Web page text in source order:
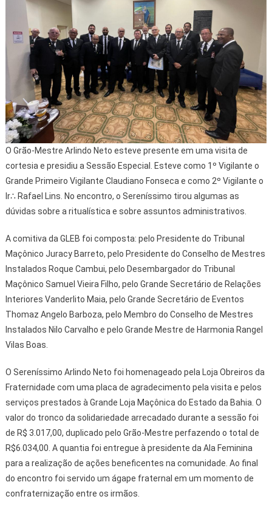
O Grão-Mestre Arlindo Neto esteve presente em uma visita de
cortesia e presidiu a Sessão Especial. Esteve como 1º Vigilante o
Grande Primeiro Vigilante Claudiano Fonseca e como 2º Vigilante o
Ir∴ Rafael Lins. No encontro, o Sereníssimo tirou algumas as
dúvidas sobre a ritualística e sobre assuntos administrativos.
A comitiva da GLEB foi composta: pelo Presidente do Tribunal
Maçônico Juracy Barreto, pelo Presidente do Conselho de Mestres
Instalados Roque Cambui, pelo Desembargador do Tribunal
Maçônico Samuel Vieira Filho, pelo Grande Secretário de Relações
Interiores Vanderlito Maia, pelo Grande Secretário de Eventos
Thomaz Angelo Barboza, pelo Membro do Conselho de Mestres
Instalados Nilo Carvalho e pelo Grande Mestre de Harmonia Rangel
Vilas Boas.
O Sereníssimo Arlindo Neto foi homenageado pela Loja Obreiros da
Fraternidade com uma placa de agradecimento pela visita e pelos
serviços prestados à Grande Loja Maçônica do Estado da Bahia. O
valor do tronco da solidariedade arrecadado durante a sessão foi
de R$ 3.017,00, duplicado pelo Grão-Mestre perfazendo o total de
R$6.034,00. A quantia foi entregue à presidente da Ala Feminina
para a realização de ações beneficentes na comunidade. Ao final
do encontro foi servido um ágape fraternal em um momento de
confraternização entre os irmãos.